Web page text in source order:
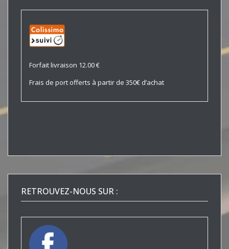
Forfait livraison 12.00 €
Frais de port offerts à partir de 350€ d’achat
RETROUVEZ-NOUS SUR :